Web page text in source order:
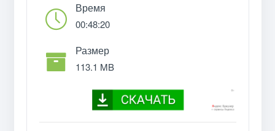
Время
00:48:20
Размер
113.1 MB